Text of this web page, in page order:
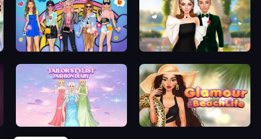
College Girls Team Makeover Valentine's Day Proposal
Tailor Stylist: Fashion Diary Glamour Beach Life